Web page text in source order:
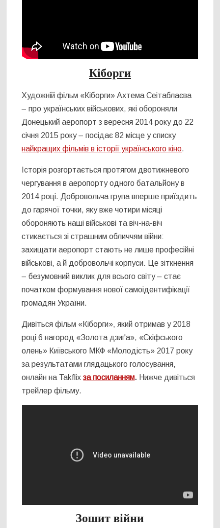
Кіборги
Художній фільм «Кіборги» Ахтема Сеітаблаєва
– про українських військових, які обороняли
Донецький аеропорт з вересня 2014 року до 22
січня 2015 року – посідає 82 місце у списку
найкращих фільмів в історії українського кіно.
Історія розгортається протягом двотижневого
чергування в аеропорту одного батальйону в
2014 році. Добровольча група вперше приїздить
до гарячої точки, яку вже чотири місяці
обороняють наші військові та віч-на-віч
стикається зі страшним обличчям війни:
захищати аеропорт стають не лише професійні
військові, а й добровольчі корпуси. Це зіткнення
– безумовний виклик для всього світу – стає
початком формування нової самоідентифікації
громадян України.
Дивіться фільм «Кіборги», який отримав у 2018
році 6 нагород «Золота дзиґа», «Скіфського
олень» Київського МКФ «Молодість» 2017 року
за результатами глядацького голосування,
онлайн на Takflixза посиланням. Нижче дивіться
трейлер фільму.
Зошит війни